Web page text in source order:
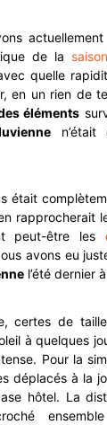
de la
quelle
en un rien de
éléments
n’était
était
rapprocherait
peut-être les
avons eu
l’été dernier à
certes de
à quelques
Pour la
déplacés à la
hôtel. La